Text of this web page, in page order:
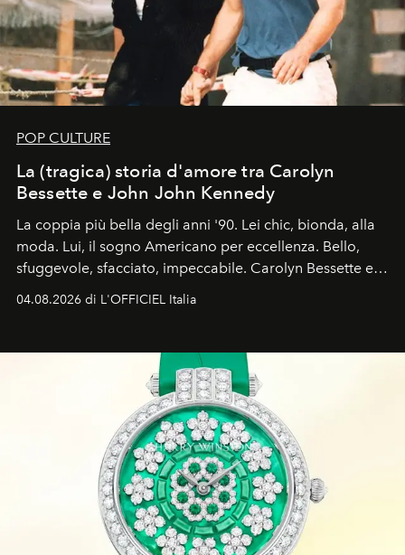
POP CULTURE
La (tragica) storia d'amore tra Carolyn
Bessette e John John Kennedy
La coppia più bella degli anni '90. Lei chic, bionda, alla
moda. Lui, il sogno Americano per eccellenza. Bello,
sfuggevole, sfacciato, impeccabile. Carolyn Bessette e
04.08.2026 di L'OFFICIEL Italia